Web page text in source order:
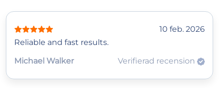
10 feb. 2026
Reliable and fast results.
Michael Walker
Verifierad recension